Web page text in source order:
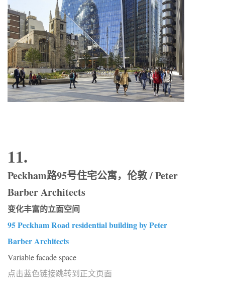
11.
Peckham路95号住宅公寓，伦敦 / Peter
Barber Architects
变化丰富的立面空间
95 Peckham Road residential building by Peter
Barber Architects
Variable facade space
点击蓝色链接跳转到正文页面